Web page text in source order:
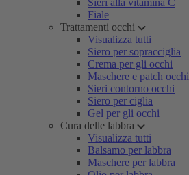
Sieri alla vitamina C
Fiale
Trattamenti occhi
Visualizza tutti
Siero per sopracciglia
Crema per gli occhi
Maschere e patch occhi
Sieri contorno occhi
Siero per ciglia
Gel per gli occhi
Cura delle labbra
Visualizza tutti
Balsamo per labbra
Maschere per labbra